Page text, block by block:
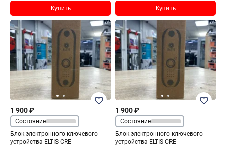
Купить Купить
1 900 ₽
Состояние
Блок электронного ключевого
устройства ELTIS CRE-
1 900 ₽
Состояние
Блок электронного ключевого
устройства ELTIS CRE